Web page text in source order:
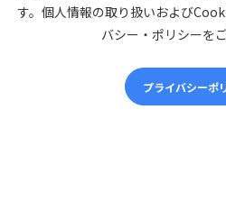
す。個人情報の取り扱いおよび
バシー・ポリシーを
プライバシーポ